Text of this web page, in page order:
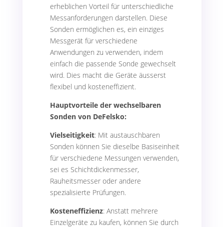
erheblichen Vorteil für unterschiedliche
Messanforderungen darstellen. Diese
Sonden ermöglichen es, ein einziges
Messgerät für verschiedene
Anwendungen zu verwenden, indem
einfach die passende Sonde gewechselt
wird. Dies macht die Geräte äusserst
flexibel und kosteneffizient.
Hauptvorteile der wechselbaren
Sonden von DeFelsko:
Vielseitigkeit: Mit austauschbaren
Sonden können Sie dieselbe Basiseinheit
für verschiedene Messungen verwenden,
sei es Schichtdickenmesser,
Rauheitsmesser oder andere
spezialisierte Prüfungen.
Kosteneffizienz: Anstatt mehrere
Einzelgeräte zu kaufen, können Sie durch